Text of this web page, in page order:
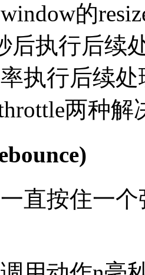
的
后执行后续
执行后续
两种解
直按住一